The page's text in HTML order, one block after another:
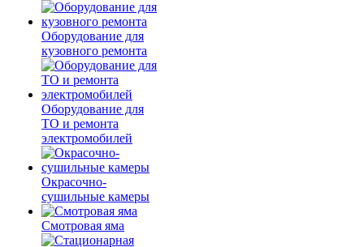
Оборудование для
кузовного ремонта
Оборудование для
ТО и ремонта
электромобилей
Окрасочно-
сушильные камеры
Смотровая яма